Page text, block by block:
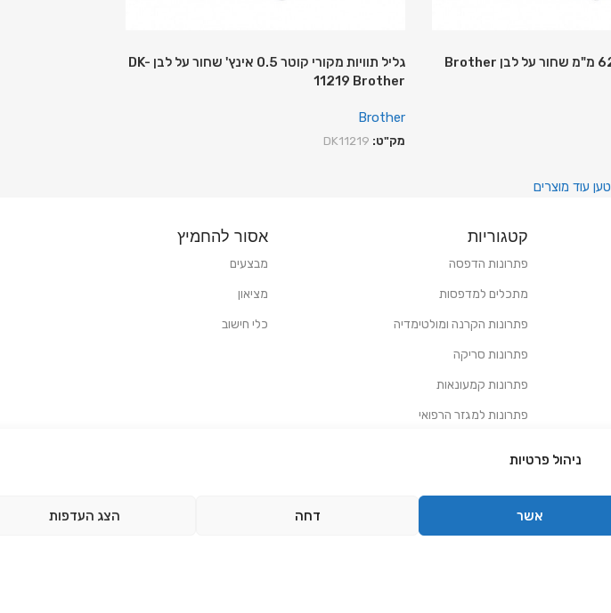
ניהול פרטיות
אשר דחה הצג העדפות
גליל תוויות מקורי 62 מ"מ שחור על לבן Brother
גליל תוויות מקורי קוטר 0.5 אינץ' שחור על לבן DK-
11219 Brother
Brother
מק"ט: DK11219
טען עוד מוצרים
קטגוריות
פתרונות הדפסה
מתכלים למדפסות
פתרונות הקרנה ומולטימדיה
פתרונות סריקה
פתרונות קמעונאות
פתרונות למגזר הרפואי
אסור להחמיץ
מבצעים
מציאון
כלי חישוב